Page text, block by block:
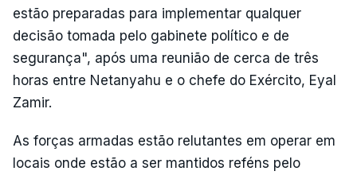
estão preparadas para implementar qualquer
decisão tomada pelo gabinete político e de
segurança", após uma reunião de cerca de três
horas entre Netanyahu e o chefe do Exército, Eyal
Zamir.
As forças armadas estão relutantes em operar em
locais onde estão a ser mantidos reféns pelo